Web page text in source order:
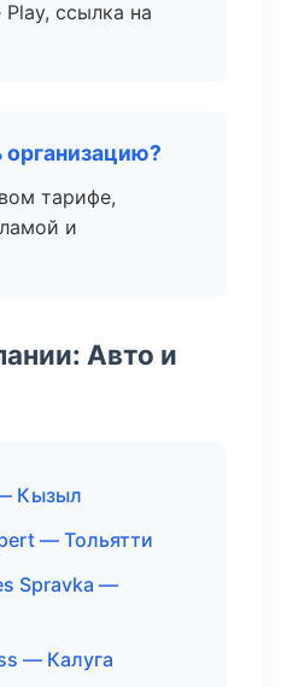
ссылка на
организацию?
тарифе,
и
Авто и
Кызыл
— Тольятти
Spravka —
— Калуга